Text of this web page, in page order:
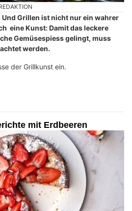
Grillen ist nicht nur ein wahrer
eine Kunst: Damit das leckere
Gemüsespiess gelingt, muss
werden.
der Grillkunst ein.
mit Erdbeeren